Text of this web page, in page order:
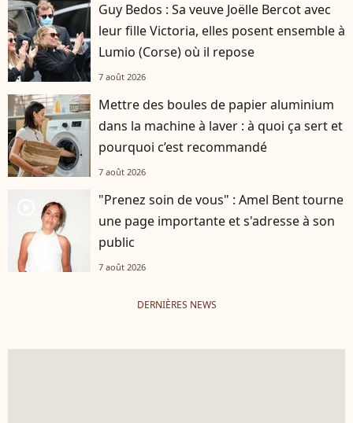
Guy Bedos : Sa veuve Joëlle Bercot avec
leur fille Victoria, elles posent ensemble à
Lumio (Corse) où il repose
7 août 2026
Mettre des boules de papier aluminium
dans la machine à laver : à quoi ça sert et
pourquoi c’est recommandé
7 août 2026
"Prenez soin de vous" : Amel Bent tourne
une page importante et s'adresse à son
public
7 août 2026
DERNIÈRES NEWS